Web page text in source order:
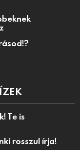
Te is
rosszul írja!